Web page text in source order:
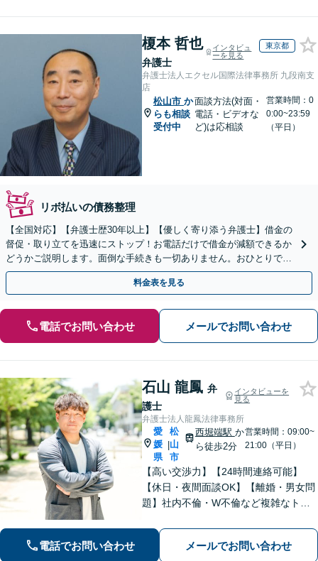
榎本 哲也
弁護士
インタビュ
ーを見る
東京都
弁護士法人エクセル国際法律事務所 九段南支
店
松山市 か
らも相談
受付中
面談方法(対面・
電話・ビデオな
ど)は応相談
営業時間：0
0:00~23:59
（平日）
リボ払いの債務整理
【全国対応】【弁護士歴30年以上】【優しく寄り添う弁護士】借金の
督促・取り立てを迅速にストップ！お電話だけで借金が減額できるか
どうかご説明します。面倒な手続きも一切ありません。おひとりで悩
まず、お気軽にご相談ください。【電話相談可】
料金表を見る
電話でお問い合わせ メールでお問い合わせ
石山 龍鳳 弁
護士
インタビューを
見る
弁護士法人龍鳳法律事務所
愛
媛
県
|
松
山
市
西堀端駅 か
ら徒歩2分
営業時間：09:00~
21:00（平日）
【高い交渉力】【24時間連絡可能】
【休日・夜間面談OK】【離婚・男女問
題】社内不倫・W不倫など複雑なトラ
求や退職代行もお受けします。【刑事
事件】刑事事件は１分１秒が勝負で
電話でお問い合わせ メールでお問い合わせ